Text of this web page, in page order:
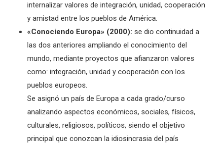
internalizar valores de integración, unidad, cooperación
y amistad entre los pueblos de América.
«Conociendo Europa» (2000): se dio continuidad a
las dos anteriores ampliando el conocimiento del
mundo, mediante proyectos que afianzaron valores
como: integración, unidad y cooperación con los
pueblos europeos.
Se asignó un país de Europa a cada grado/curso
analizando aspectos económicos, sociales, físicos,
culturales, religiosos, políticos, siendo el objetivo
principal que conozcan la idiosincrasia del país